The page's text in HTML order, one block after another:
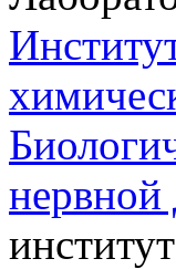
нервной